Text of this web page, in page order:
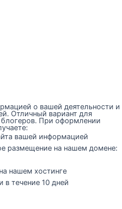
о вашей деятельности и
Отличный вариант для
При оформлении
вашей информацией
размещение на нашем домене:
нашем хостинге
в течение 10 дней